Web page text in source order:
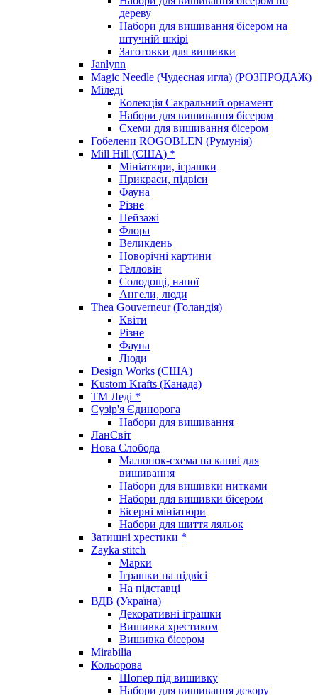
дереву
Набори для вишивання бісером на
штучній шкірі
Заготовки для вишивки
Janlynn
Magic Needle (Чудесная игла) (РОЗПРОДАЖ)
Міледі
Колекція Сакральний орнамент
Набори для вишивання бісером
Схеми для вишивання бісером
Гобелени ROGOBLEN (Румунія)
Mill Hill (США) *
Мініатюри, іграшки
Прикраси, підвіси
Фауна
Різне
Пейзажі
Флора
Великдень
Новорічні картини
Гелловін
Солодощі, напої
Ангели, люди
Thea Gouverneur (Голандія)
Квіти
Різне
Фауна
Люди
Design Works (США)
Kustom Krafts (Канада)
ТМ Леді *
Сузір'я Єдинорога
Набори для вишивання
ЛанСвіт
Нова Слобода
Малюнок-схема на канві для
вишивання
Набори для вишивки нитками
Набори для вишивки бісером
Бісерні мініатюри
Набори для шиття ляльок
Затишні хрестики *
Zayka stitch
Марки
Іграшки на підвісі
На підставці
ВДВ (Україна)
Декоративні іграшки
Вишивка хрестиком
Вишивка бісером
Mirabilia
Кольорова
Шопер під вишивку
Набори для вишивання декору